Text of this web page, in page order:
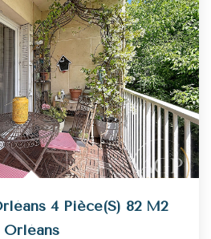
4 Pièce(s) 82 M2
Orléans